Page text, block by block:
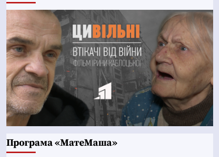
Програма «МатеМаша»